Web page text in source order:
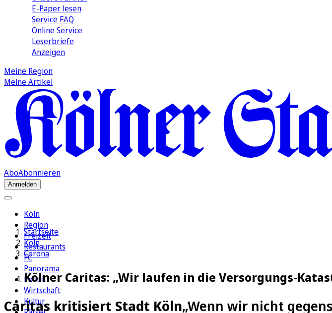
E-Paper lesen
Service FAQ
Online Service
Leserbriefe
Anzeigen
Meine Region
Meine Artikel
AboAbonnieren
Anmelden
Köln
Region
Freizeit
Restaurants
FC
Panorama
Politik
Wirtschaft
Kultur
Startseite
Köln
Corona
Kölner Caritas: „Wir laufen in die Versorgungs-
Caritas kritisiert Stadt Köln„Wenn wir nicht